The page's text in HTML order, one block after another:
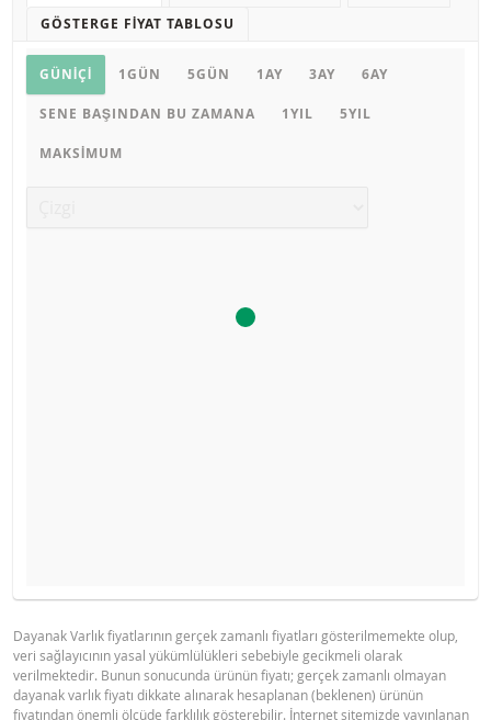
GÖSTERGE FIYAT TABLOSU
Ürün grafiği
GÜNIÇI 1GÜN 5GÜN 1AY 3AY 6AY
SENE BAŞINDAN BU ZAMANA 1YIL 5YIL
MAKSIMUM
Ürün primi doğru hesaplanamayacak kadar düşüktü,
İHRAÇÇI BILGI DOKÜMANI
BNPP IHRACCI BILGI DOKUMANI (17
MART 2026)
GÖSTERGE FIYAT TABLOSU
Gösterge fiyat hesaplanamadı.
Dayanak Varlık fiyatlarının gerçek zamanlı fiyatları gösterilmemekte olup,
veri sağlayıcının yasal yükümlülükleri sebebiyle gecikmeli olarak
verilmektedir. Bunun sonucunda ürünün fiyatı; gerçek zamanlı olmayan
dayanak varlık fiyatı dikkate alınarak hesaplanan (beklenen) ürünün
fiyatından önemli ölçüde farklılık gösterebilir. İnternet sitemizde yayınlanan